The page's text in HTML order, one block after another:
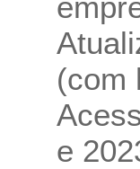
(com
e